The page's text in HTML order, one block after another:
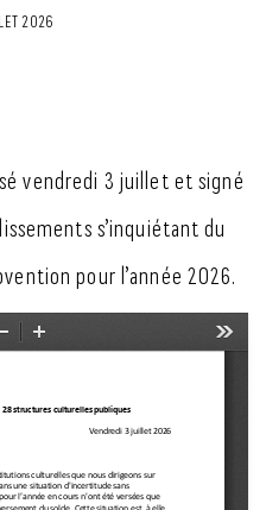
2026
vendredi 3 juillet et signé
s’inquiétant du
pour l’année 2026.